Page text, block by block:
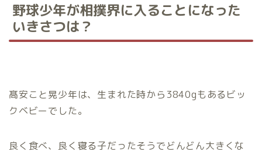
野球少年が相撲界に入ることになった
いきさつは？
髙安こと晃少年は、生まれた時から3840gもあるビッ
クベビーでした。
良く食べ、良く寝る子だったそうでどんどん大きくな